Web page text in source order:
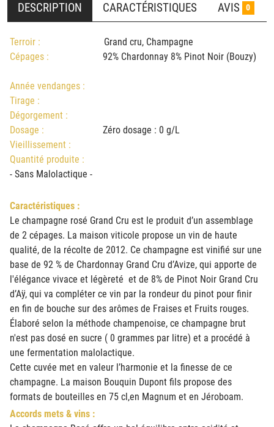
DESCRIPTION CARACTÉRISTIQUES AVIS 0
Terroir :
Grand cru, Champagne
Cépages : 92% Chardonnay 8% Pinot Noir (Bouzy)
Année vendanges :
Tirage :
Dégorgement :
Dosage :
Zéro dosage : 0 g/L
Vieillissement :
Quantité produite :
- Sans Malolactique -
Caractéristiques :
Le champagne rosé Grand Cru est le produit d’un assemblage
de 2 cépages. La maison viticole propose un vin de haute
qualité, de la récolte de 2012. Ce champagne est vinifié sur une
base de 92 % de Chardonnay Grand Cru d’Avize, qui apporte de
l'élégance vivace et légèreté et de 8% de Pinot Noir Grand Cru
d’Aÿ, qui va compléter ce vin par la rondeur du pinot pour finir
en fin de bouche sur des arômes de Fraises et Fruits rouges.
Élaboré selon la méthode champenoise, ce champagne brut
n'est pas dosé en sucre ( 0 grammes par litre) et a procédé à
une fermentation malolactique.
Cette cuvée met en valeur l’harmonie et la finesse de ce
champagne. La maison Bouquin Dupont fils propose des
formats de bouteilles en 75 cl,en Magnum et en Jéroboam.
Accords mets & vins :